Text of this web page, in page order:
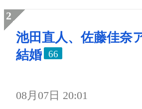
池田直人、佐藤佳奈
結婚
66
08月07日 20:01